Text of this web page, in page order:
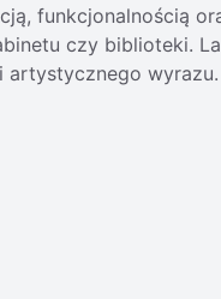
funkcjonalnością
czy biblioteki.
artystycznego wyrazu.